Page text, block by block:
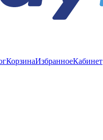
КорзинаИзбранноеКабинет